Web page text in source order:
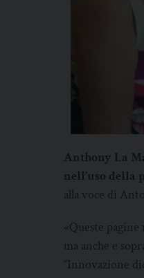
Anthony La
nell’uso della
alla voce di
«Queste
ma anche e
“Innovazione